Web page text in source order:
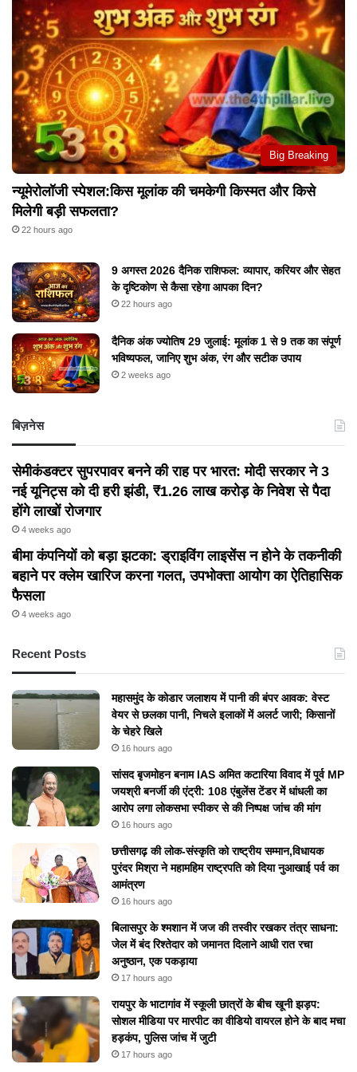
Big Breaking
न्यूमेरोलॉजी स्पेशल:किस मूलांक की चमकेगी किस्मत और किसे
मिलेगी बड़ी सफलता?
22 hours ago
9 अगस्त 2026 दैनिक राशिफल: व्यापार, करियर और सेहत
के दृष्टिकोण से कैसा रहेगा आपका दिन?
22 hours ago
दैनिक अंक ज्योतिष 29 जुलाई: मूलांक 1 से 9 तक का संपूर्ण
भविष्यफल, जानिए शुभ अंक, रंग और सटीक उपाय
2 weeks ago
बिज़नेस
सेमीकंडक्टर सुपरपावर बनने की राह पर भारत: मोदी सरकार ने 3
नई यूनिट्स को दी हरी झंडी, ₹1.26 लाख करोड़ के निवेश से पैदा
होंगे लाखों रोजगार
4 weeks ago
बीमा कंपनियों को बड़ा झटका: ड्राइविंग लाइसेंस न होने के तकनीकी
बहाने पर क्लेम खारिज करना गलत, उपभोक्ता आयोग का ऐतिहासिक
फैसला
4 weeks ago
Recent Posts
महासमुंद के कोडार जलाशय में पानी की बंपर आवक: वेस्ट
वेयर से छलका पानी, निचले इलाकों में अलर्ट जारी; किसानों
के चेहरे खिले
16 hours ago
सांसद बृजमोहन बनाम IAS अमित कटारिया विवाद में पूर्व MP
जयश्री बनर्जी की एंट्री: 108 एंबुलेंस टेंडर में धांधली का
आरोप लगा लोकसभा स्पीकर से की निष्पक्ष जांच की मांग
16 hours ago
छत्तीसगढ़ की लोक-संस्कृति को राष्ट्रीय सम्मान,विधायक
पुरंदर मिश्रा ने महामहिम राष्ट्रपति को दिया नुआखाई पर्व का
आमंत्रण
16 hours ago
बिलासपुर के श्मशान में जज की तस्वीर रखकर तंत्र साधना:
जेल में बंद रिश्तेदार को जमानत दिलाने आधी रात रचा
अनुष्ठान, एक पकड़ाया
17 hours ago
रायपुर के भाटागांव में स्कूली छात्रों के बीच खूनी झड़प:
सोशल मीडिया पर मारपीट का वीडियो वायरल होने के बाद मचा
हड़कंप, पुलिस जांच में जुटी
17 hours ago